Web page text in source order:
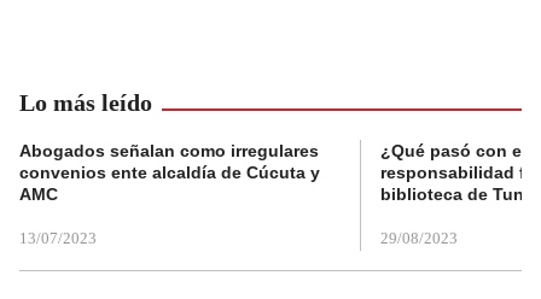
Lo más leído
Abogados señalan como irregulares
convenios ente alcaldía de Cúcuta y
AMC
13/07/2023
¿Qué pasó con el
responsabilidad
biblioteca de
29/08/2023